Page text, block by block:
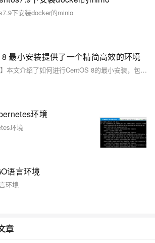
下安装docker的minio
8 最小安装提供了一个精简高效的环境
【4月更文挑战第28天】本文介绍了如何进行CentOS 8的最小安装，包括准备工作（确认硬件兼容性、下载ISO镜像、制作启动盘及备份数据）和安装步骤（选择语言、最小环境、网络设置、安全策略、分区、用户设置及开始安装）。安装后需进行基础配置，如系统更新、SELinux设置、防火墙配置、安装必要软件包和服务优化。最小安装提供了一个精简高效的环境，便于用户根据需求自定义和管理服务器。
环境
环境
语言环境
环境
章